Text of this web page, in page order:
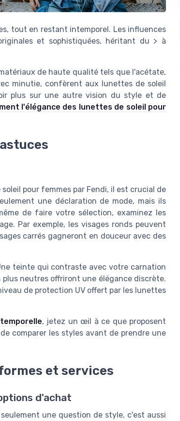
tout en restant intemporel. Les influences
et sophistiquées, héritant du > à
de haute qualité tels que l'acétate,
minutie, confèrent aux lunettes de soleil
plus sur une autre vision du style et de
l'élégance des lunettes de soleil pour
pour femmes par Fendi, il est crucial de
une déclaration de mode, mais ils
de faire votre sélection, examinez les
Par exemple, les visages ronds peuvent
carrés gagneront en douceur avec des
teinte qui contraste avec votre carnation
neutres offriront une élégance discrète.
de protection UV offert par les lunettes
, jetez un œil à ce que proposent
comparer les styles avant de prendre une
et services
d'achat
une question de style, c'est aussi